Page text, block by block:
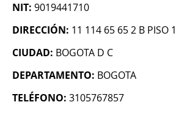
NIT: 9019441710
DIRECCIÓN: 11 114 65 65 2 B PISO 1
CIUDAD: BOGOTA D C
DEPARTAMENTO: BOGOTA
TELÉFONO: 3105767857